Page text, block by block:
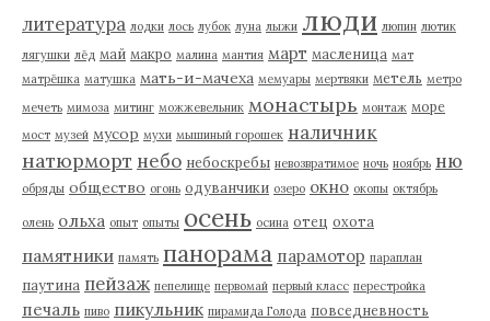
литература лодки лось лубок луна лыжи люди люпин лютик
лягушки лёд май макро малина мантия март масленица мат
матрёшка матушка мать-и-мачеха мемуары мертвяки метель метро
мечеть мимоза митинг можжевельник монастырь монтаж море
мост музей мусор мухи мышиный горошек наличник
натюрморт небо небоскребы невозвратимое ночь ноябрь ню
обряды общество огонь одуванчики озеро окно окопы октябрь
олень ольха опыт опыты осень осина отец охота
памятники память панорама парамотор параплан
паутина пейзаж пепелище первомай первый класс перестройка
печаль пиво пикульник пирамида Голода повседневность